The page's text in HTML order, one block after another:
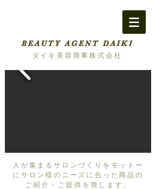
BEAUTY AGENT DAIKI
ダイキ美容商事株式会社
人が集まるサロンづくりをモットー
にサロン様のニーズに合った商品の
ご紹介・ご提供を致します。